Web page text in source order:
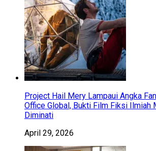
Project Hail Mery Lampaui Angka
Office Global, Bukti Film Fiksi Ilmiah
Diminati
April 29, 2026